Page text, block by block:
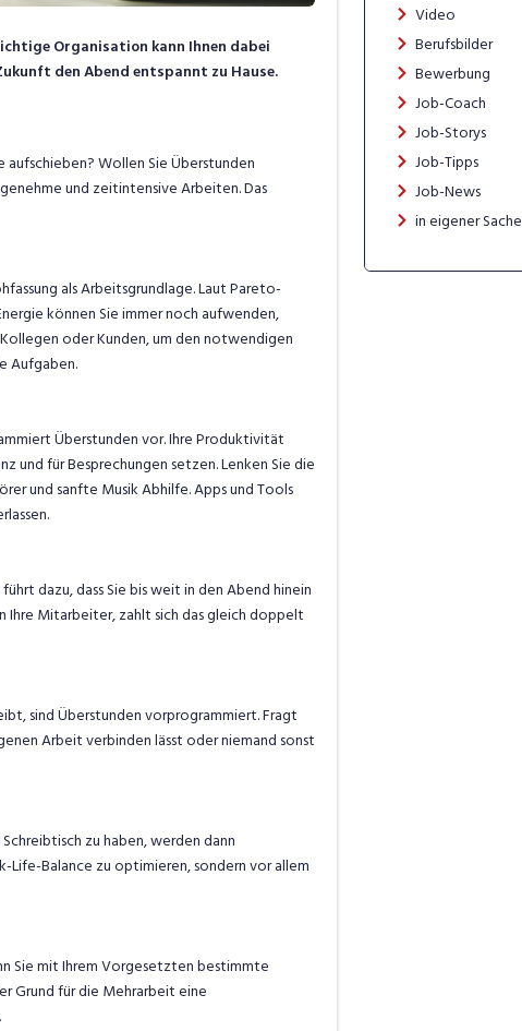
Organisation kann Ihnen dabei
den Abend entspannt zu Hause.
Wollen Sie Überstunden
und zeitintensive Arbeiten. Das
als Arbeitsgrundlage. Laut Pareto-
können Sie immer noch aufwenden,
oder Kunden, um den notwendigen
Aufgaben.
Überstunden vor. Ihre Produktivität
und für Besprechungen setzen. Lenken Sie die
und sanfte Musik Abhilfe. Apps und Tools
dazu, dass Sie bis weit in den Abend hinein
Ihre Mitarbeiter, zahlt sich das gleich doppelt
sind Überstunden vorprogrammiert. Fragt
Arbeit verbinden lässt oder niemand sonst
zu haben, werden dann
Balance zu optimieren, sondern vor allem
Sie mit Ihrem Vorgesetzten bestimmte
Grund für die Mehrarbeit eine
Video
Berufsbilder
Bewerbung
Job-Coach
Job-Storys
Job-Tipps
Job-News
in eigener Sache